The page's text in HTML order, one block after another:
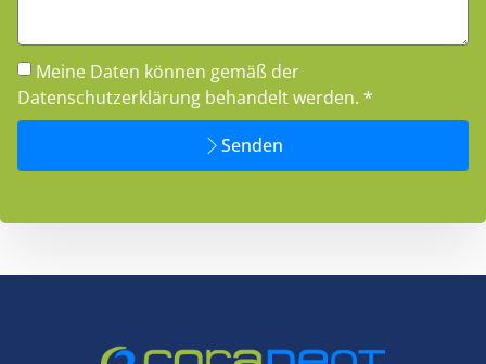
Meine Daten können gemäß der
Datenschutzerklärung behandelt werden. *
Senden